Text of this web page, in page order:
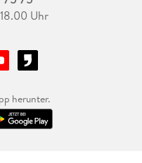
Uhr
herunter.